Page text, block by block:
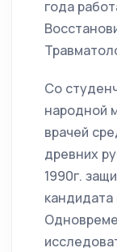
года
Со
народной
врачей
древних
1990г.
кандидата